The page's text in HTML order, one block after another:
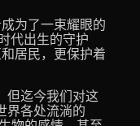
为了一束耀眼的
代出生的守护
居民，更保护着
但迄今我们对这
界各处流淌的